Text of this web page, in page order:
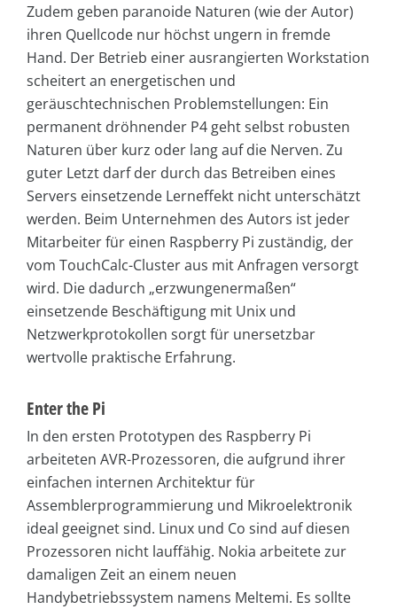
Zudem geben paranoide Naturen (wie der Autor)
ihren Quellcode nur höchst ungern in fremde
Hand. Der Betrieb einer ausrangierten Workstation
scheitert an energetischen und
geräuschtechnischen Problemstellungen: Ein
permanent dröhnender P4 geht selbst robusten
Naturen über kurz oder lang auf die Nerven. Zu
guter Letzt darf der durch das Betreiben eines
Servers einsetzende Lerneffekt nicht unterschätzt
werden. Beim Unternehmen des Autors ist jeder
Mitarbeiter für einen Raspberry Pi zuständig, der
vom TouchCalc-Cluster aus mit Anfragen versorgt
wird. Die dadurch „erzwungenermaßen“
einsetzende Beschäftigung mit Unix und
Netzwerkprotokollen sorgt für unersetzbar
wertvolle praktische Erfahrung.
Enter the Pi
In den ersten Prototypen des Raspberry Pi
arbeiteten AVR-Prozessoren, die aufgrund ihrer
einfachen internen Architektur für
Assemblerprogrammierung und Mikroelektronik
ideal geeignet sind. Linux und Co sind auf diesen
Prozessoren nicht lauffähig. Nokia arbeitete zur
damaligen Zeit an einem neuen
Handybetriebssystem namens Meltemi. Es sollte